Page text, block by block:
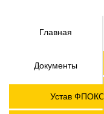
Главная
Документы
Устав
Членские